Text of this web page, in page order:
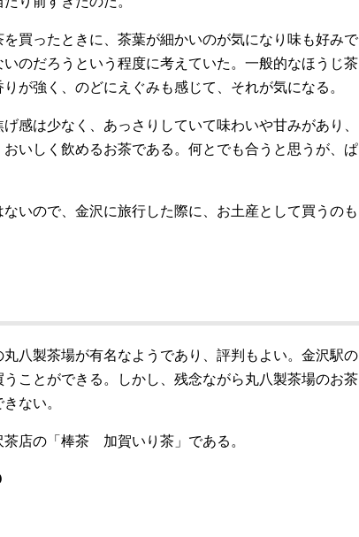
買ったときに、茶葉が細かいのが気になり味も好みで
のだろうという程度に考えていた。一般的なほうじ茶
が強く、のどにえぐみも感じて、それが気になる。
感は少なく、あっさりしていて味わいや甘みがあり、
いしく飲めるお茶である。何とでも合うと思うが、ぱ
いので、金沢に旅行した際に、お土産として買うのも
八製茶場が有名なようであり、評判もよい。金沢駅の
ことができる。しかし、残念ながら丸八製茶場のお茶
ない。
店の「棒茶 加賀いり茶」である。